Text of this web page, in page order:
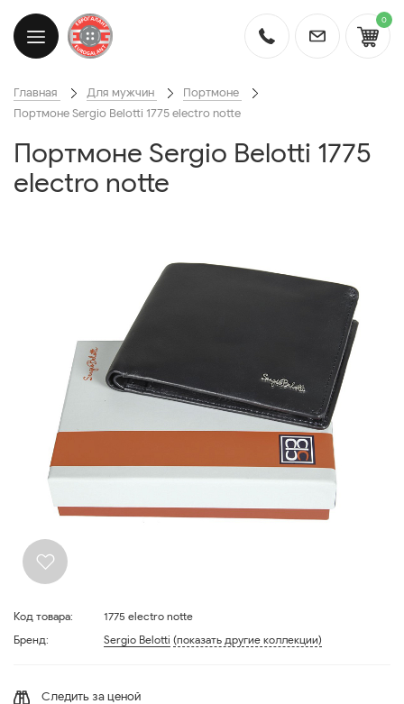
0
Главная Для мужчин
Портмоне
Портмоне Sergio Belotti 1775 electro notte
Портмоне Sergio Belotti 1775
electro notte
Код товара:
1775 electro notte
Бренд:
Sergio Belotti (показать другие коллекции)
Следить за ценой